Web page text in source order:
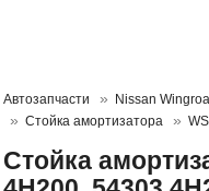
Автозапчасти
Nissan
Стойка амортизатора
Стойка